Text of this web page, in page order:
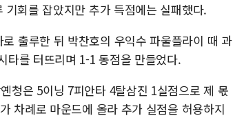
회를 잡았지만 추가 득점에는 실패했다.
출루한 뒤 박찬호의 우익수 파울플라이 때 과
타를 터뜨리며 1-1 동점을 만들었다.
청은 5이닝 7피안타 4탈삼진 1실점으로 제 몫
차례로 마운드에 올라 추가 실점을 허용하지